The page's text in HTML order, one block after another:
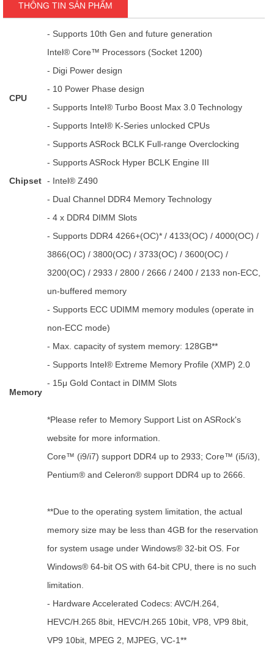
THÔNG TIN SẢN PHẨM
CPU
- Supports 10th Gen and future generation
Intel® Core™ Processors (Socket 1200)
- Digi Power design
- 10 Power Phase design
- Supports Intel® Turbo Boost Max 3.0 Technology
- Supports Intel® K-Series unlocked CPUs
- Supports ASRock BCLK Full-range Overclocking
- Supports ASRock Hyper BCLK Engine III
Chipset - Intel® Z490
Memory
- Dual Channel DDR4 Memory Technology
- 4 x DDR4 DIMM Slots
- Supports DDR4 4266+(OC)* / 4133(OC) / 4000(OC) /
3866(OC) / 3800(OC) / 3733(OC) / 3600(OC) /
3200(OC) / 2933 / 2800 / 2666 / 2400 / 2133 non-ECC,
un-buffered memory
- Supports ECC UDIMM memory modules (operate in
non-ECC mode)
- Max. capacity of system memory: 128GB**
- Supports Intel® Extreme Memory Profile (XMP) 2.0
- 15μ Gold Contact in DIMM Slots
*Please refer to Memory Support List on ASRock's
website for more information.
Core™ (i9/i7) support DDR4 up to 2933; Core™ (i5/i3),
Pentium® and Celeron® support DDR4 up to 2666.
**Due to the operating system limitation, the actual
memory size may be less than 4GB for the reservation
for system usage under Windows® 32-bit OS. For
Windows® 64-bit OS with 64-bit CPU, there is no such
limitation.
- Hardware Accelerated Codecs: AVC/H.264,
HEVC/H.265 8bit, HEVC/H.265 10bit, VP8, VP9 8bit,
VP9 10bit, MPEG 2, MJPEG, VC-1**